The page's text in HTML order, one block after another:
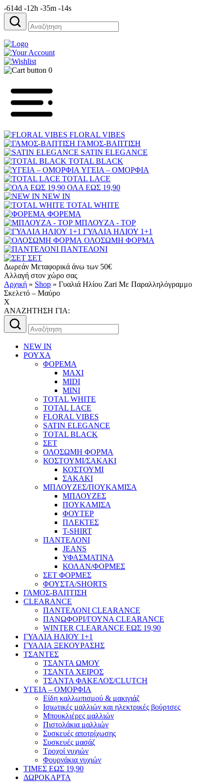
-614d -12h -35m -14s
Αναζήτηση
για:
0
FLORAL VIBES
ΓΑΜΟΣ-ΒΑΠΤΙΣΗ
SATIN ELEGANCE
TOTAL BLACK
ΥΓΕΙΑ – ΟΜΟΡΦΙΑ
TOTAL LACE
ΟΛΑ ΕΩΣ 19,90
NEW IN
TOTAL WHITE
ΦΟΡΕΜΑ
ΜΠΛΟΥΖΑ - TOP
ΓΥΑΛΙΑ ΗΛΙΟΥ 1+1
ΟΛΟΣΩΜΗ ΦΟΡΜΑ
ΠΑΝΤΕΛΟΝΙ
ΣΕΤ
Δωρεάν Μεταφορικά άνω των 50€
Αλλαγή στον χώρο σας
Αρχική » Shop » Γυαλιά Ηλίου Zari Με Παραλληλόγραμμο
Σκελετό – Μαύρο
X
AΝΑΖΗΤΗΣΗ ΓΙΑ:
Αναζήτηση
για:
NEW IN
ΡΟΥΧΑ
ΦΟΡΕΜΑ
MAXI
MIDI
MINI
TOTAL WHITE
TOTAL LACE
FLORAL VIBES
SATIN ELEGANCE
TOTAL BLACK
ΣΕΤ
ΟΛΟΣΩΜΗ ΦΟΡΜΑ
ΚΟΣΤΟΥΜΙ/ΣΑΚΑΚΙ
ΚΟΣΤΟΥΜΙ
ΣΑΚΑΚΙ
ΜΠΛΟΥΖΕΣ/ΠΟΥΚΑΜΙΣΑ
ΜΠΛΟΥΖΕΣ
ΠΟΥΚΑΜΙΣΑ
ΦΟΥΤΕΡ
ΠΛΕΚΤΕΣ
T-SHIRT
ΠΑΝΤΕΛΟΝΙ
JEANS
ΥΦΑΣΜΑΤΙΝΑ
ΚΟΛΑΝ/ΦΟΡΜΕΣ
ΣΕΤ ΦΟΡΜΕΣ
ΦΟΥΣΤΑ/SHORTS
ΓΑΜΟΣ-ΒΑΠΤΙΣΗ
CLEARANCE
ΠΑΝΤΕΛΟΝΙ CLEARANCE
ΠΑΝΩΦΟΡΙ/ΓΟΥΝΑ CLEARANCE
WINTER CLEARANCE ΕΩΣ 19,90
ΓΥΑΛΙΑ ΗΛΙΟΥ 1+1
ΓΥΑΛΙΑ ΞΕΚΟΥΡΑΣΗΣ
ΤΣΑΝΤΕΣ
ΤΣΑΝΤΑ ΩΜΟΥ
ΤΣΑΝΤΑ ΧΕΙΡΟΣ
ΤΣΑΝΤΑ ΦΑΚΕΛΟΣ/CLUTCH
ΥΓΕΙΑ – ΟΜΟΡΦΙΑ
Είδη καλλωπισμού & μακιγιάζ
Ισιωτικές μαλλιών και ηλεκτρικές βούρτσες
Μπουκλιέρες μαλλιών
Πιστολάκια μαλλιών
Συσκευές αποτρίχωσης
Συσκευές μασάζ
Τροχοί νυχιών
Φουρνάκια νυχιών
ΤΙΜΕΣ ΕΩΣ 19,90
ΔΩΡΟΚΑΡΤΑ